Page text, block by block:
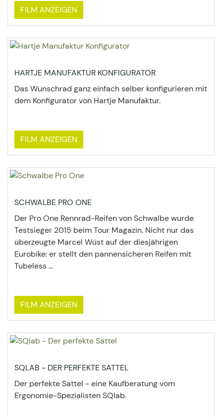
FILM ANZEIGEN
HARTJE MANUFAKTUR KONFIGURATOR
Das Wunschrad ganz einfach selber konfigurieren mit
dem Konfigurator von Hartje Manufaktur.
FILM ANZEIGEN
SCHWALBE PRO ONE
Der Pro One Rennrad-Reifen von Schwalbe wurde
Testsieger 2015 beim Tour Magazin. Nicht nur das
überzeugte Marcel Wüst auf der diesjährigen
Eurobike: er stellt den pannensicheren Reifen mit
Tubeless ...
FILM ANZEIGEN
SQLAB - DER PERFEKTE SATTEL
Der perfekte Sattel - eine Kaufberatung vom
Ergonomie-Spezialisten SQlab.